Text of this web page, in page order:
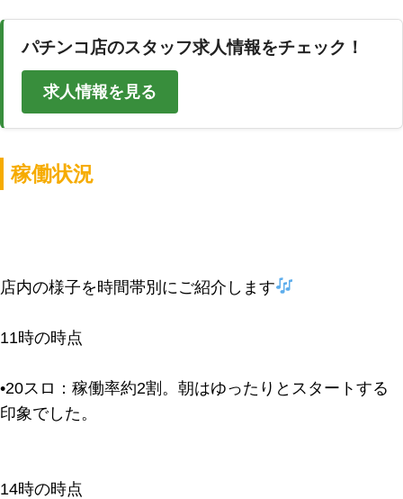
パチンコ店のスタッフ求人情報をチェック！
求人情報を見る
稼働状況
店内の様子を時間帯別にご紹介します
11時の時点
•20スロ ：稼働率約2割。朝はゆったりとスタートする
印象でした。
14時の時点